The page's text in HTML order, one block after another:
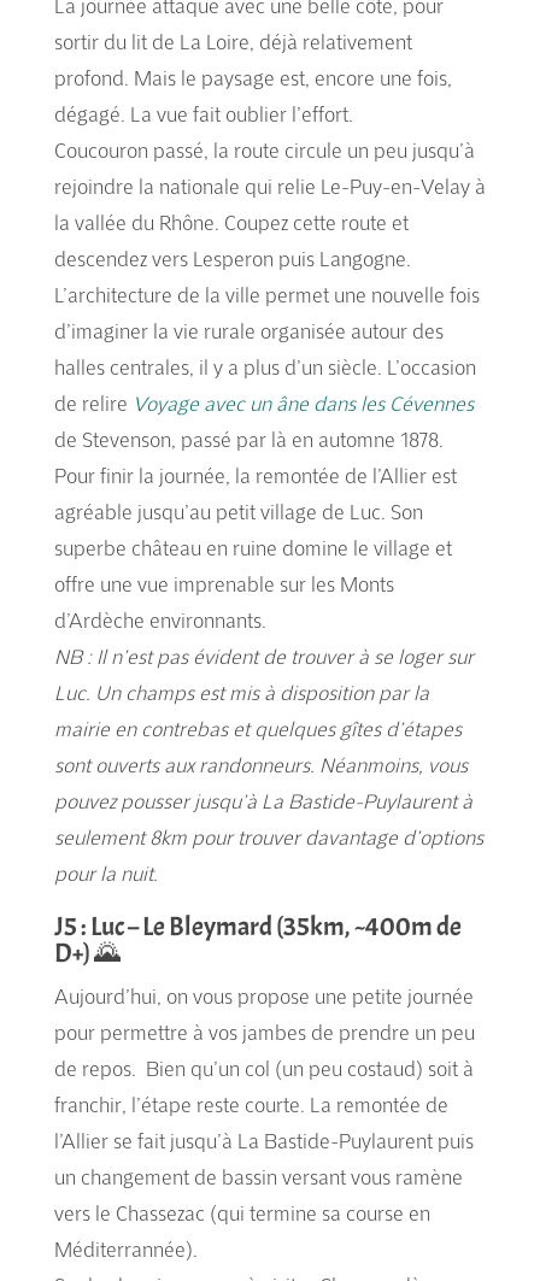
La journée attaque avec une belle côte, pour
sortir du lit de La Loire, déjà relativement
profond. Mais le paysage est, encore une fois,
dégagé. La vue fait oublier l’effort.
Coucouron passé, la route circule un peu jusqu’à
rejoindre la nationale qui relie Le-Puy-en-Velay à
la vallée du Rhône. Coupez cette route et
descendez vers Lesperon puis Langogne.
L’architecture de la ville permet une nouvelle fois
d’imaginer la vie rurale organisée autour des
halles centrales, il y a plus d’un siècle. L’occasion
de relire Voyage avec un âne dans les Cévennes
de Stevenson, passé par là en automne 1878.
Pour finir la journée, la remontée de l’Allier est
agréable jusqu’au petit village de Luc. Son
superbe château en ruine domine le village et
offre une vue imprenable sur les Monts
d’Ardèche environnants.
NB : Il n’est pas évident de trouver à se loger sur
Luc. Un champs est mis à disposition par la
mairie en contrebas et quelques gîtes d’étapes
sont ouverts aux randonneurs. Néanmoins, vous
pouvez pousser jusqu’à La Bastide-Puylaurent à
seulement 8km pour trouver davantage d’options
pour la nuit.
J5 : Luc – Le Bleymard (35km, ~400m de
D+) 🌄
Aujourd’hui, on vous propose une petite journée
pour permettre à vos jambes de prendre un peu
de repos. Bien qu’un col (un peu costaud) soit à
franchir, l’étape reste courte. La remontée de
l’Allier se fait jusqu’à La Bastide-Puylaurent puis
un changement de bassin versant vous ramène
vers le Chassezac (qui termine sa course en
Méditerrannée).